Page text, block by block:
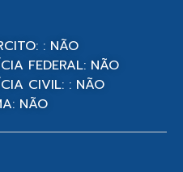
: NÃO
FEDERAL: NÃO
CIVIL: : NÃO
NÃO